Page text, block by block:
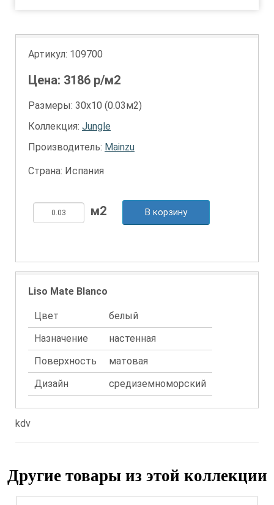
Артикул: 109700
Цена: 3186 р/м2
Размеры: 30х10 (0.03м2)
Коллекция: Jungle
Производитель: Mainzu
Страна: Испания
В корзину
Liso Mate Blanco
Цвет
белый
Назначение
настенная
Поверхность
матовая
Дизайн
средиземноморский
kdv
Другие товары из этой коллекции